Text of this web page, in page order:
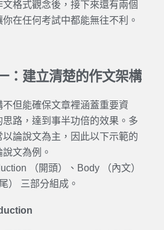
格式觀念後，接下來還有兩個
在任何考試中都能無往不利。
：建立清楚的作文架構
但能確保文章裡涵蓋重要資
路，達到事半功倍的效果。多
論說文為主，因此以下示範的
文為例。
（開頭）、Body （內文）
） 三部分組成。